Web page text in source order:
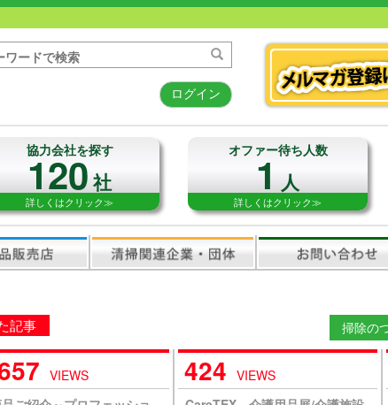
ログイン
協力会社を探す
120社
詳しくはクリック≫
オファー待ち人数
1人
詳しくはクリック≫
記事 掃除の
VIEWS
424 VIEWS